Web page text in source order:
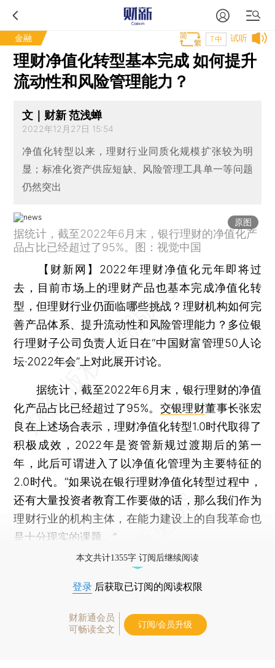
金融 试听
T中
理财净值化转型基本完成 如何提升
流动性和风险管理能力？
文｜财新 范浅蝉
2022年12月27日 15:54
净值化转型以来，理财行业同质化规模扩张较为明
显；标准化资产供应短缺、风险管理工具单一等问题
仍然突出
原图
据统计，截至2022年6月末，银行理财的净值化产
品占比已经超过了95%。图：视觉中国
【财新网】 2022年理财净值化元年即将过
去，目前市场上的理财产品也基本完成净值化转
型，但理财行业仍面临哪些挑战？理财机构如何完
善产品体系、提升流动性和风险管理能力？多位银
行理财子公司负责人近日在“中国财富管理50人论
坛·2022年会”上对此展开讨论。
据统计，截至2022年6月末，银行理财的净值
化产品占比已经超过了95%。 交银理财董事长张宏
良在上述场合表示，理财净值化转型1.0时代取得了
积极成效，2022年是资管新规过渡期后的第一
年，此后可谓进入了以净值化管理为主要特征的
2.0时代。“如果说在银行理财净值化转型过程中，
还有大量投资者教育工作要做的话，那么我们作为
理财行业的机构主体，在能力建设上的自我革命也
是十分现实的课题。”
本文共计1355字 订阅后继续阅读
登录 后获取已订阅的阅读权限
财新通会员
可畅读全文
订阅/会员升级